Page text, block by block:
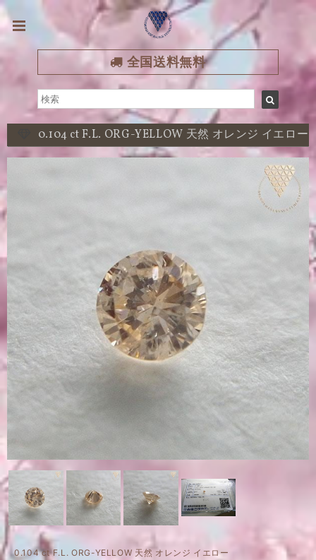
全国送料無料
0.104 ct F.L. ORG-YELLOW 天然 オレンジ イエロー
0.104 ct F.L. ORG-YELLOW 天然 オレンジ イエロー